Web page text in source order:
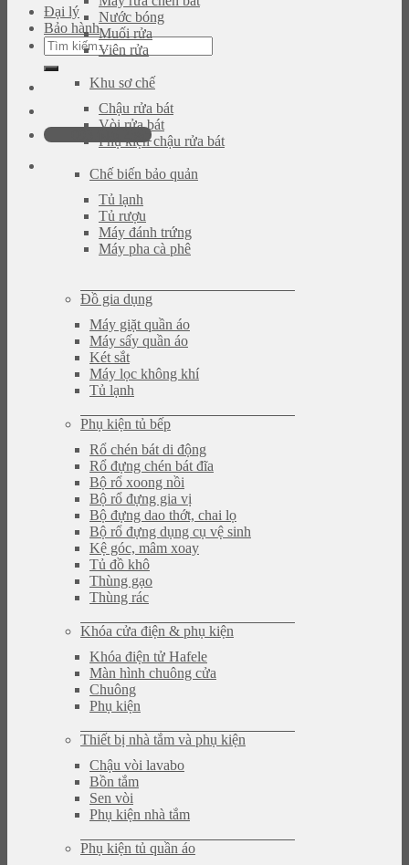
Đại lý
Bảo hành
Tìm
kiếm:
093.616.2365
Nước bóng
Muối rửa
Viên rửa
Khu sơ chế
Chậu rửa bát
Vòi rửa bát
Phụ kiện chậu rửa bát
Chế biến bảo quản
Tủ lạnh
Tủ rượu
Máy đánh trứng
Máy pha cà phê
Đồ gia dụng
Máy giặt quần áo
Máy sấy quần áo
Két sắt
Máy lọc không khí
Tủ lạnh
Phụ kiện tủ bếp
Rổ chén bát di động
Rổ đựng chén bát đĩa
Bộ rổ xoong nồi
Bộ rổ đựng gia vị
Bộ đựng dao thớt, chai lọ
Bộ rổ đựng dụng cụ vệ sinh
Kệ góc, mâm xoay
Tủ đồ khô
Thùng gạo
Thùng rác
Khóa cửa điện & phụ kiện
Khóa điện tử Hafele
Màn hình chuông cửa
Chuông
Phụ kiện
Thiết bị nhà tắm và phụ kiện
Chậu vòi lavabo
Bồn tắm
Sen vòi
Phụ kiện nhà tắm
Phụ kiện tủ quần áo